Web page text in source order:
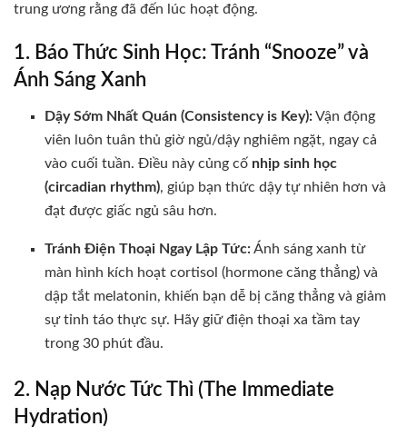
trung ương rằng đã đến lúc hoạt động.
1. Báo Thức Sinh Học: Tránh “Snooze” và
Ánh Sáng Xanh
Dậy Sớm Nhất Quán (Consistency is Key):Vận động
viên luôn tuân thủ giờ ngủ/dậy nghiêm ngặt, ngay cả
vào cuối tuần. Điều này củng cố nhịp sinh học
(circadian rhythm), giúp bạn thức dậy tự nhiên hơn và
đạt được giấc ngủ sâu hơn.
Tránh Điện Thoại Ngay Lập Tức:Ánh sáng xanh từ
màn hình kích hoạt cortisol (hormone căng thẳng) và
dập tắt melatonin, khiến bạn dễ bị căng thẳng và giảm
sự tỉnh táo thực sự. Hãy giữ điện thoại xa tầm tay
trong 30 phút đầu.
2. Nạp Nước Tức Thì (The Immediate
Hydration)